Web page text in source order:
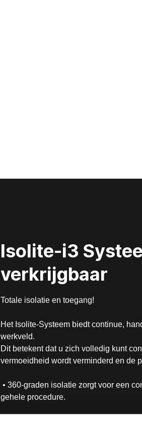
Isolite-i3
verkrijgbaar
Totale isolatie en toegang!
Het Isolite-Systeem biedt continue,
werkveld.
Dit betekent dat u zich volledig kunt
vermoeidheid wordt verminderd en de
• 360-graden isolatie zorgt voor een
gehele procedure.
• Het flexibele mondstuk past zich